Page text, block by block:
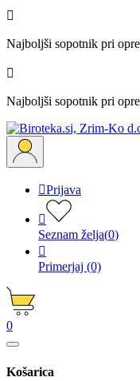

Najboljši sopotnik pri

Najboljši sopotnik pri
Prijava

Seznam želja(0)

Primerjaj (0)
0
Košarica